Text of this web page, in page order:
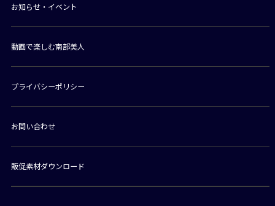
お知らせ・イベント
動画で楽しむ南部美人
プライバシーポリシー
お問い合わせ
販促素材ダウンロード